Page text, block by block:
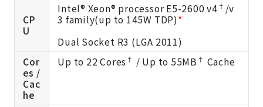
CP
U
Intel® Xeon® processor E5-2600 v4 † /v
3 family(up to 145W TDP)*
Dual Socket R3 (LGA 2011)
Cor
es /
Cac
he
Up to 22 Cores † / Up to 55MB † Cache